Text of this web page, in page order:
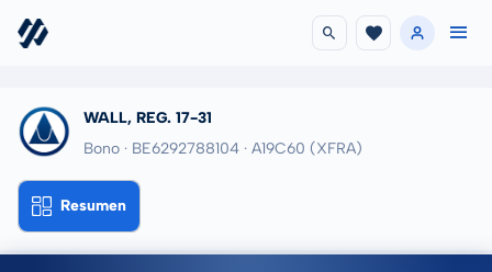
WALL, REG. 17-31
Bono · BE6292788104 · A19C60 (XFRA)
Resumen